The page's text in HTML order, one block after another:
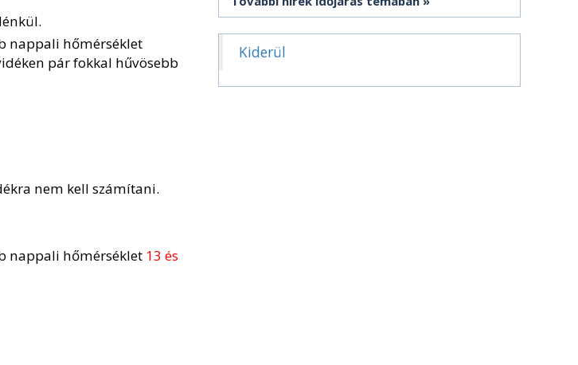
nappali hőmérséklet
pár fokkal hűvösebb
nem kell számítani.
nappali hőmérséklet 13 és
Kiderül